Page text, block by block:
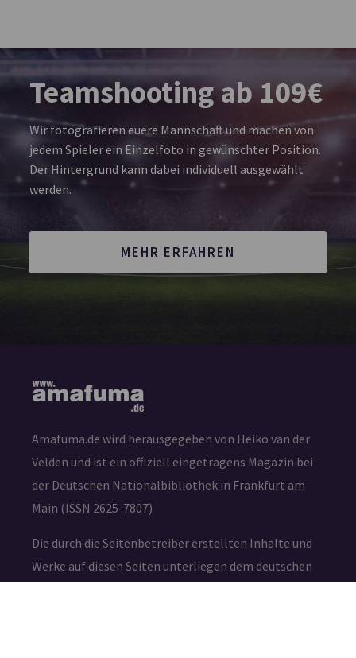
Teamshooting ab 109€
Wir fotografieren euere Mannschaft und machen von
jedem Spieler ein Einzelfoto in gewünschter Position.
Der Hintergrund kann dabei individuell ausgewählt
werden.
MEHR ERFAHREN
Amafuma.de wird herausgegeben von Heiko van der
Velden und ist ein offiziell eingetragens Magazin bei
der Deutschen Nationalbibliothek in Frankfurt am
Main (ISSN 2625-7807)
Die durch die Seitenbetreiber erstellten Inhalte und
Werke auf diesen Seiten unterliegen dem deutschen